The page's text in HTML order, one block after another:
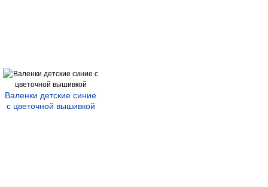
Валенки детские синие
с цветочной вышивкой